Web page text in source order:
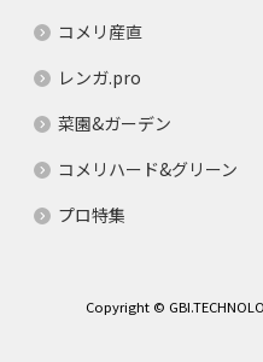
コメリ産直
レンガ.pro
菜園&ガーデン
コメリハード&グリーン
プロ特集
Copyright ©